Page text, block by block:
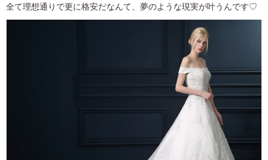
全て理想通りで更に格安だなんて、夢のような現実が叶うんです♡